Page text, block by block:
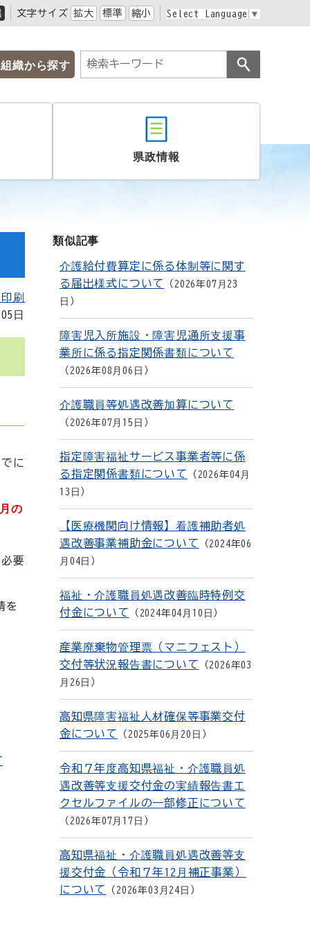
文字サイズ 拡大 標準 縮小 Select Language ▼
組織から探す
県政情報
刷
日
に
の
要
を
類似記事
介護給付費算定に係る体制等に関す
る届出様式について
2026年07月23
日
障害児入所施設・障害児通所支援事
業所に係る指定関係書類について
2026年08月06日
介護職員等処遇改善加算について
2026年07月15日
指定障害福祉サービス事業者等に係
る指定関係書類について
2026年04月
13日
【医療機関向け情報】看護補助者処
遇改善事業補助金について
2024年06
月04日
福祉・介護職員処遇改善臨時特例交
付金について
2024年04月10日
産業廃棄物管理票（マニフェスト）
交付等状況報告書について
2026年03
月26日
高知県障害福祉人材確保等事業交付
金について
2025年06月20日
令和７年度高知県福祉・介護職員処
遇改善等支援交付金の実績報告書エ
クセルファイルの一部修正について
2026年07月17日
高知県福祉・介護職員処遇改善等支
援交付金（令和７年12月補正事業）
について
2026年03月24日